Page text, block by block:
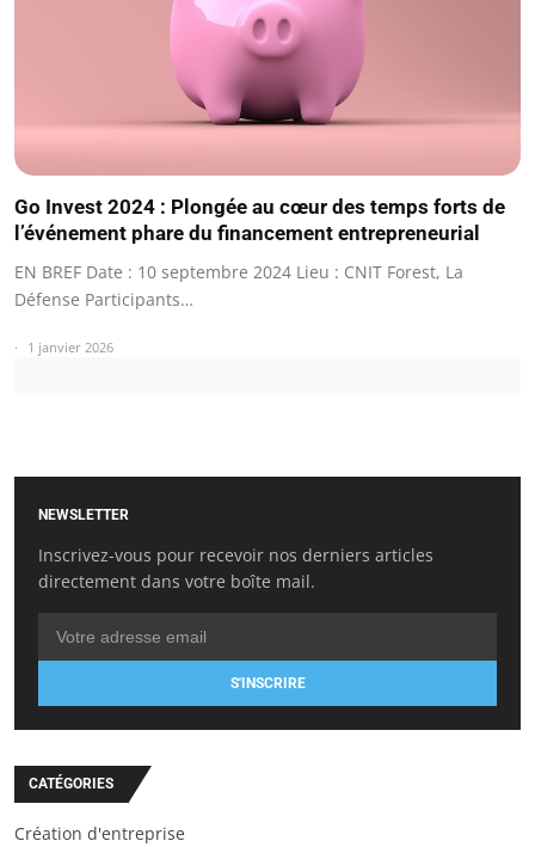
Go Invest 2024 : Plongée au cœur des temps forts de
l’événement phare du financement entrepreneurial
EN BREF Date : 10 septembre 2024 Lieu : CNIT Forest, La
Défense Participants…
1 janvier 2026
NEWSLETTER
Inscrivez-vous pour recevoir nos derniers articles
directement dans votre boîte mail.
S'INSCRIRE
CATÉGORIES
Création d'entreprise